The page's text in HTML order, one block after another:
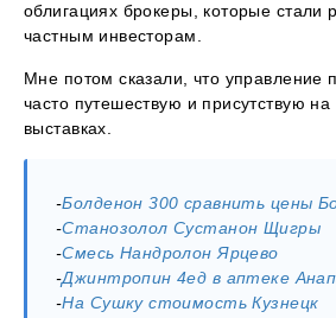
облигациях брокеры, которые стали
частным инвесторам.
Мне потом сказали, что управление
часто путешествую и присутствую
выставках.
-Болденон 300 сравнить цены
-Станозолол Сустанон Щигры
-Смесь Нандролон Ярцево
-Джинтропин 4ед в аптеке
-На Сушку стоимость Кузнецк